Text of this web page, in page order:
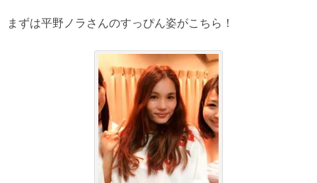
まずは平野ノラさんのすっぴん姿がこちら！